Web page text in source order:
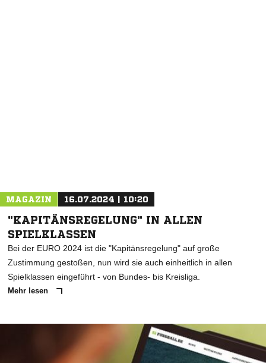
MAGAZIN 16.07.2024 | 10:20
"KAPITÄNSREGELUNG" IN ALLEN
SPIELKLASSEN
Bei der EURO 2024 ist die "Kapitänsregelung" auf große
Zustimmung gestoßen, nun wird sie auch einheitlich in allen
Spielklassen eingeführt - von Bundes- bis Kreisliga.
Mehr lesen